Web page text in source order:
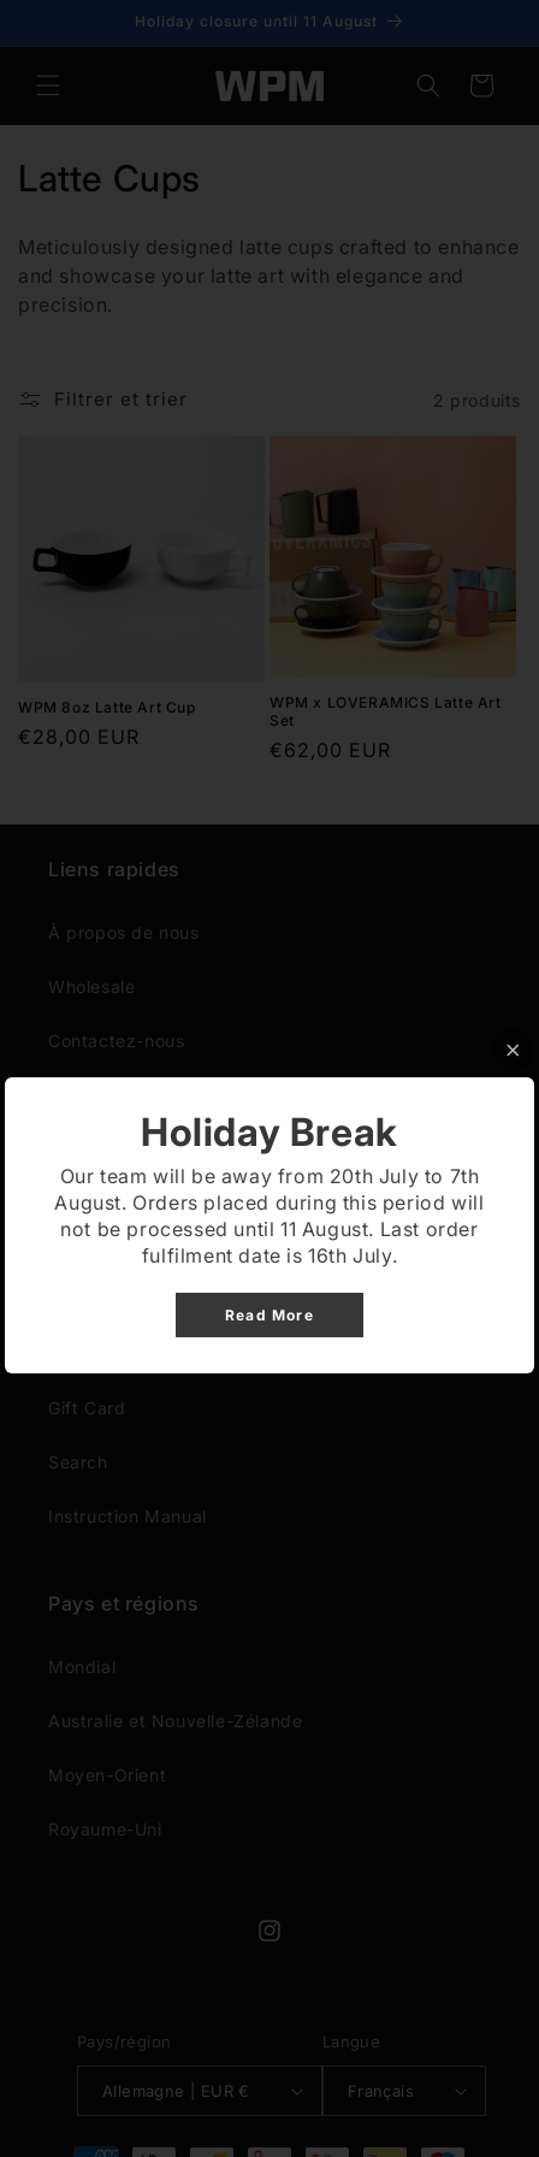
au
Holiday closure until 11 August
Panier
C
l
l
c
o
Latte Cups
Meticulously designed latte cups crafted to enhance
and showcase your latte art with elegance and
precision.
Filtrer et trier 2 produits
WPM 8oz Latte Art Cup
Prix
€28,00 EUR
WPM x LOVERAMICS Latte Art
Set
Prix
€62,00 EUR
Liens rapides
À propos de nous
Wholesale
Contactez-nous
Conditions générales de livraison
Warranty
Authorised Distributors & Resellers
Gift Card
Search
Instruction Manual
Pays et régions
Mondial
Australie et Nouvelle-Zélande
Moyen-Orient
Royaume-Uni
Instagram
Pays/région
Allemagne | EUR €
Langue
Français
Moyens
Holiday Break
Our team will be away from 20th July to 7th
August. Orders placed during this period will
not be processed until 11 August. Last order
fulfilment date is 16th July.
Read More
Connectez-vous à votre compte pour ajouter
afficher vos articles précédemment